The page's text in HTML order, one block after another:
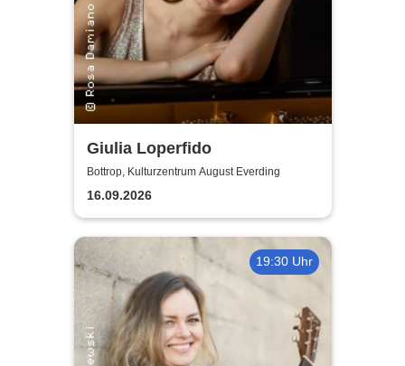
Giulia Loperfido
Bottrop, Kulturzentrum August Everding
16.09.2026
19:30 Uhr